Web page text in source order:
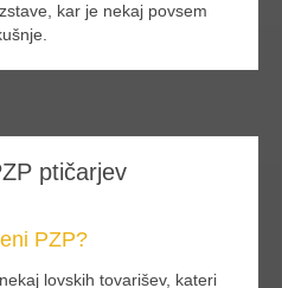
kar je nekaj povsem
dalje
ptičarjev
PZP?
lovskih tovarišev, kateri